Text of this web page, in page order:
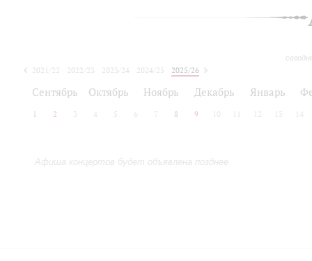
2021/22 2022/23 2023/24 2024/25
2025/26
Сентябрь Октябрь Ноябрь Декабрь Январь
1 2 3 4 5 6 7 8 9 10 12 13 14
Афиша концертов будет объявлена позднее